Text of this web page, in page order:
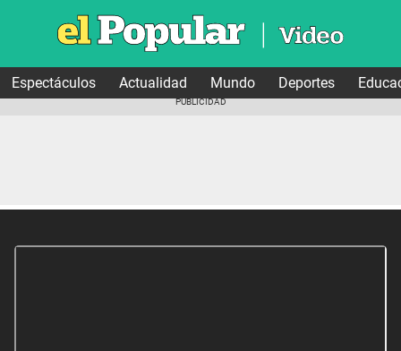
Espectáculos Actualidad Mundo Deportes